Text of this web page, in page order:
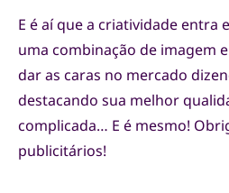
E é aí que a criatividade entra
uma combinação de imagem
dar as caras no mercado
destacando sua melhor
complicada… E é mesmo!
publicitários!